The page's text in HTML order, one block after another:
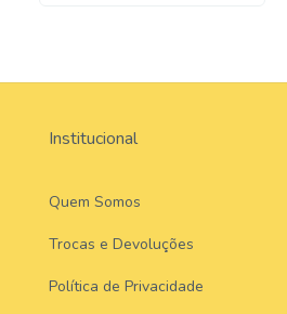
Institucional
Quem Somos
Trocas e Devoluções
Política de Privacidade